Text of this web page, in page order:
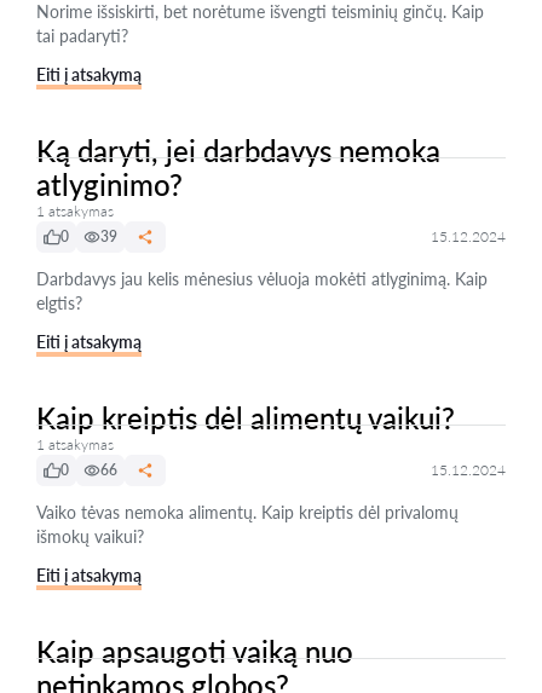
Norime išsiskirti, bet norėtume išvengti teisminių ginčų. Kaip
tai padaryti?
Eiti į atsakymą
Ką daryti, jei darbdavys nemoka
atlyginimo?
1 atsakymas
0
39 15.12.2024
Darbdavys jau kelis mėnesius vėluoja mokėti atlyginimą. Kaip
elgtis?
Eiti į atsakymą
Kaip kreiptis dėl alimentų vaikui?
1 atsakymas
0
66 15.12.2024
Vaiko tėvas nemoka alimentų. Kaip kreiptis dėl privalomų
išmokų vaikui?
Eiti į atsakymą
Kaip apsaugoti vaiką nuo
netinkamos globos?